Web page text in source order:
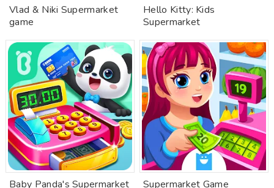
Vlad & Niki Supermarket
game
Hello Kitty: Kids
Supermarket
Baby Panda's Supermarket Supermarket Game